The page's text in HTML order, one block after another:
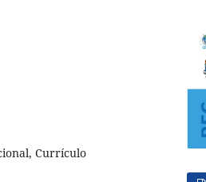
Currículo